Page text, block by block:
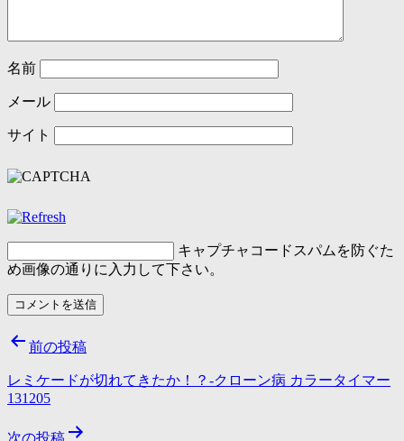
名前
メール
サイト
キャプチャコード スパムを防ぐた
め画像の通りに入力して下さい。
投
稿
ナ
ビ
前の投稿
レミケードが切れてきたか！？-クローン病 カラータイマー
131205
次の投稿